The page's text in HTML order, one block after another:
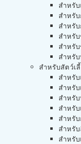
สำหรั
สำหรั
สำหรั
สำหรั
สำหรั
สำหรั
สำหรับสัตว์เ
สำหรั
สำหรับ
สำหรั
สำหรับ
สำหรั
สำหรับ
สำหรั